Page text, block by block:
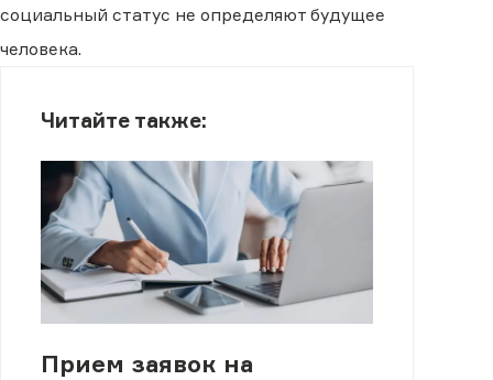
социальный статус не определяют будущее
человека.
Читайте также:
Прием заявок на